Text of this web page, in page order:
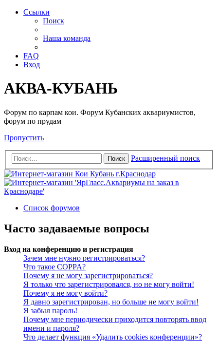
Ссылки
Поиск
Наша команда
FAQ
Вход
АКВА-КУБАНЬ
Форум по карпам кои. Форум Кубанских аквариумистов,
форум по прудам
Пропустить
Поиск Расширенный поиск
Список форумов
Часто задаваемые вопросы
Вход на конференцию и регистрация
Зачем мне нужно регистрироваться?
Что такое COPPA?
Почему я не могу зарегистрироваться?
Я только что зарегистрировался, но не могу войти!
Почему я не могу войти?
Я давно зарегистрирован, но больше не могу войти!
Я забыл пароль!
Почему мне периодически приходится повторять ввод
имени и пароля?
Что делает функция «Удалить cookies конференции»?